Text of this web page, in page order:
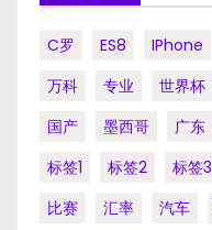
C罗 ES8 IPhone
万科
专业 世界杯
国产
墨西哥 广东
标签1
标签2 标签3
比赛
汇率 汽车